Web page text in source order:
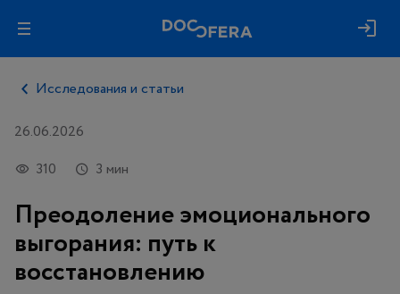
Исследования и статьи
26.06.2026
310
3 мин
Преодоление эмоционального
выгорания: путь к
восстановлению